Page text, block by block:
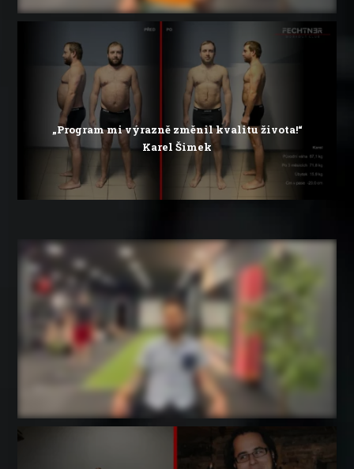
„Program mi výrazně změnil kvalitu života!“
Karel Šimek